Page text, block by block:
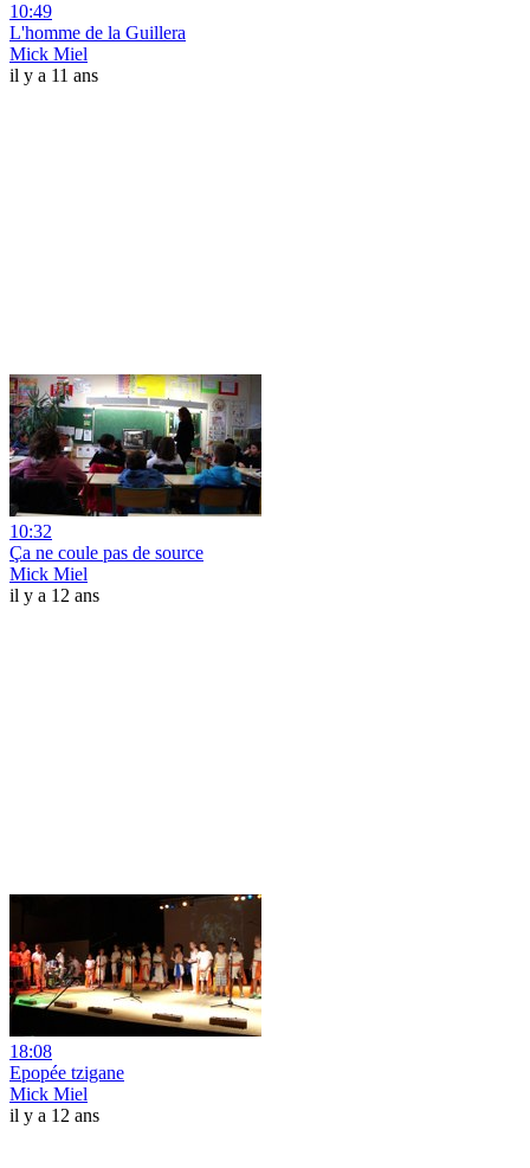
10:49
L'homme de la Guillera
Mick Miel
il y a 11 ans
10:32
Ça ne coule pas de source
Mick Miel
il y a 12 ans
18:08
Epopée tzigane
Mick Miel
il y a 12 ans